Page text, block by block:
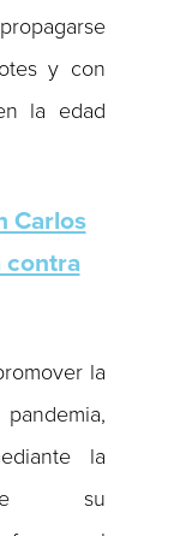
y con
la edad
Carlos
contra
la
la
su